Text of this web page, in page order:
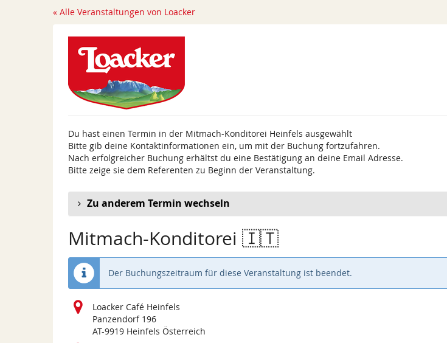
« Alle Veranstaltungen von Loacker
Du hast einen Termin in der Mitmach-Konditorei Heinfels ausgewählt
Bitte gib deine Kontaktinformationen ein, um mit der Buchung fortzufahren.
Nach erfolgreicher Buchung erhältst du eine Bestätigung an deine Email Adresse.
Bitte zeige sie dem Referenten zu Beginn der Veranstaltung.
Zu anderem Termin wechseln
Mitmach-Konditorei 🇮🇹
Der Buchungszeitraum für diese Veranstaltung ist beendet.
Loacker Café Heinfels
Panzendorf 196
AT-9919 Heinfels Österreich